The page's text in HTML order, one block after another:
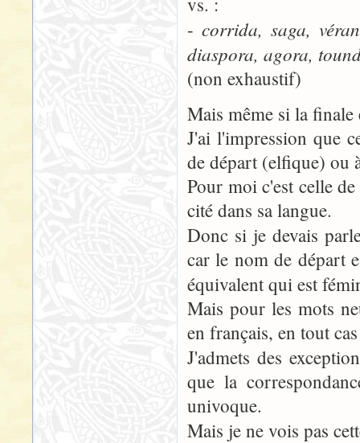
- corrida, saga,
diaspora, agora,
(non exhaustif)
Mais même si la
J'ai l'impression que
de départ (elfique) ou
Pour moi c'est celle
cité dans sa langue.
Donc si je devais
car le nom de départ
équivalent qui est
Mais pour les mots
en français, en tout
J'admets des
que la
univoque.
Mais je ne vois pas